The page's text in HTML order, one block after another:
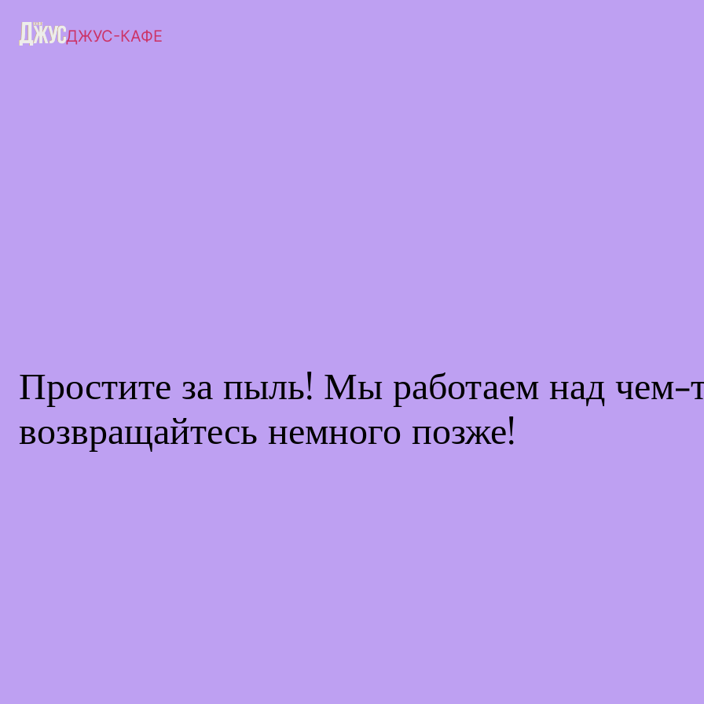
ДЖУС-КАФЕ
Простите за пыль! Мы работаем над
возвращайтесь немного позже!